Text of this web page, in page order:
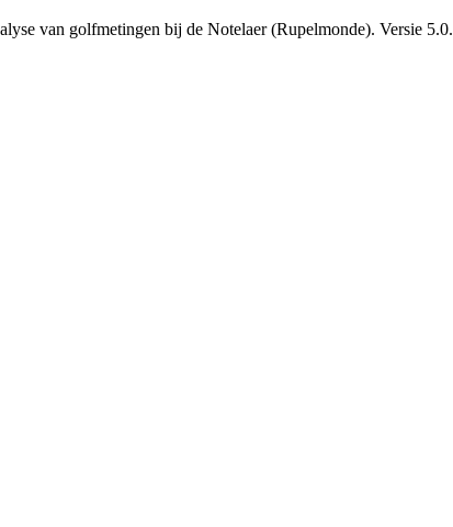
van golfmetingen bij de Notelaer (Rupelmonde). Versie 5.0.